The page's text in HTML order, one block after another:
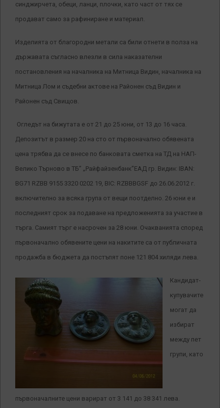
синджирчета, обеци, ланци, плочки, като част от тях се
продават само за рафиниране и материал.
Изделията от благородни метали са били отнети в полза на
държавата съгласно влезли в сила наказателни
постановления на началника на Митница Видин, началника на
Митница Лом и съдебни актове на Районен съд Видин и
Районен съд Свищов.
Огледът на бижутата е от 21 до 25 юни, от 13 до 16 часа.
Депозитът в размер 20 на сто от първоначално обявената
цена трябва да се внесе по банковата сметка на ТД на НАП-
Велико Търново в ТБ” „Райфайзенбанк”ЕАД гр. Видин: IBAN:
BG71 RZBB 9155 3320 0202 19, BIC: RZBBBGSF до 26.06.2012 г.
включително за всяка група от вещи поотделно. 26 юни е и
последният срок за подаване на предложенията за участие в
търга. Самият търг е насрочен за 28 юни. Очакванията според
първоначално обявените цени на накитите са от публичната
продажба в бюджета да постъпят поне 121 804 хиляди лева.
Кандидат-
купувачите
могат да
избират
между пет
групи, като
първоначалните цени варират от 3 141 до 38 341 лева.